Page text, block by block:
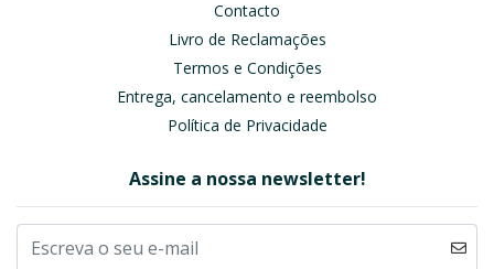
Contacto
Livro de Reclamações
Termos e Condições
Entrega, cancelamento e reembolso
Política de Privacidade
Assine a nossa newsletter!